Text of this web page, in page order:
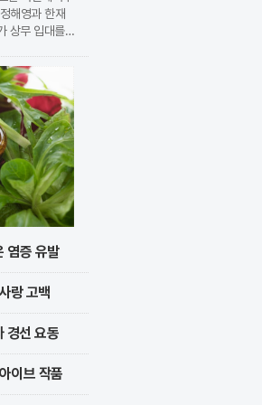
해영과 한재
상무 입대를
종적으로 구
염증 유발
랑 고백
경선 요동
이브 작품